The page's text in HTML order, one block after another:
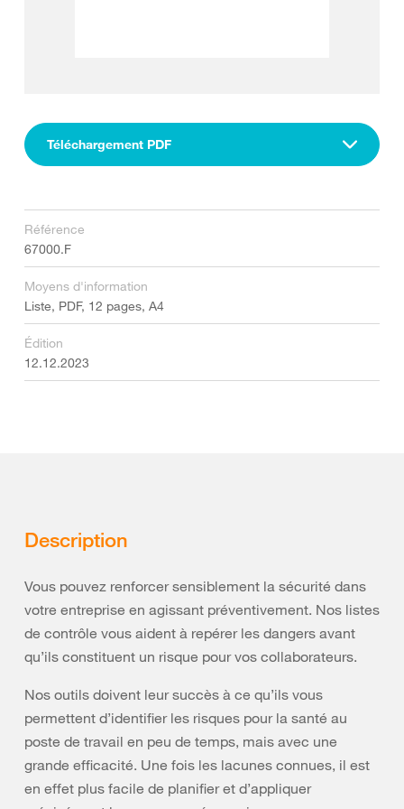
Téléchargement PDF
Référence
67000.F
Moyens d'information
Liste, PDF, 12 pages, A4
Édition
12.12.2023
Description
Vous pouvez renforcer sensiblement la sécurité dans
votre entreprise en agissant préventivement. Nos listes
de contrôle vous aident à repérer les dangers avant
qu’ils constituent un risque pour vos collaborateurs.
Nos outils doivent leur succès à ce qu’ils vous
permettent d’identifier les risques pour la santé au
poste de travail en peu de temps, mais avec une
grande efficacité. Une fois les lacunes connues, il est
en effet plus facile de planifier et d’appliquer